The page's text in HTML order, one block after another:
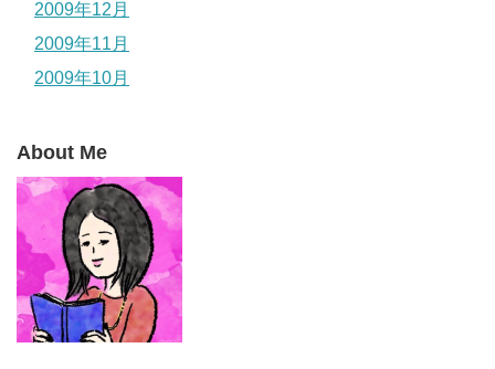
2009年12月
2009年11月
2009年10月
About Me